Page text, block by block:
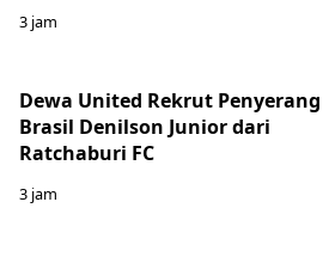
3 jam
Dewa United Rekrut Penyerang
Brasil Denilson Junior dari
Ratchaburi FC
3 jam